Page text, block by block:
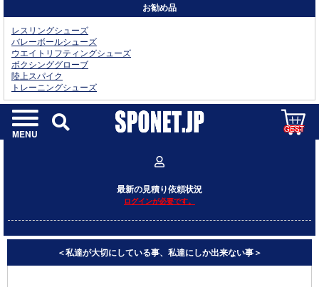
お勧め品
レスリングシューズ
バレーボールシューズ
ウエイトリフティングシューズ
ボクシンググローブ
陸上スパイク
トレーニングシューズ
MENU GEST
最新の見積り依頼状況
ログインが必要です。
＜私達が大切にしている事、私達にしか出来ない事＞